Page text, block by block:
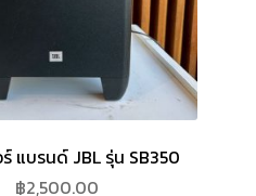
แบรนด์ JBL รุ่น SB350
฿2,500.00